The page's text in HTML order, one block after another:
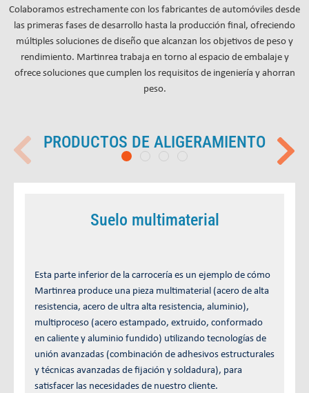
Colaboramos estrechamente con los fabricantes de automóviles desde
las primeras fases de desarrollo hasta la producción final, ofreciendo
múltiples soluciones de diseño que alcanzan los objetivos de peso y
rendimiento. Martinrea trabaja en torno al espacio de embalaje y
ofrece soluciones que cumplen los requisitos de ingeniería y ahorran
peso.
PRODUCTOS DE ALIGERAMIENTO
Suelo multimaterial
Esta parte inferior de la carrocería es un ejemplo de cómo
Martinrea produce una pieza multimaterial (acero de alta
resistencia, acero de ultra alta resistencia, aluminio),
multiproceso (acero estampado, extruido, conformado
en caliente y aluminio fundido) utilizando tecnologías de
unión avanzadas (combinación de adhesivos estructurales
y técnicas avanzadas de fijación y soldadura), para
satisfacer las necesidades de nuestro cliente.